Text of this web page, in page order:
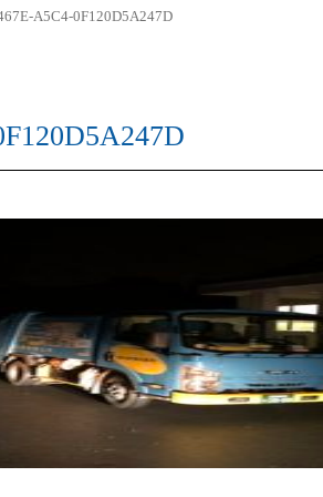
A5C4-0F120D5A247D